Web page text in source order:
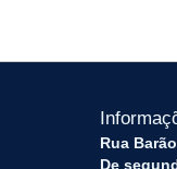
Rua
De